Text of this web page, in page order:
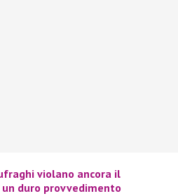
violano ancora il
duro provvedimento